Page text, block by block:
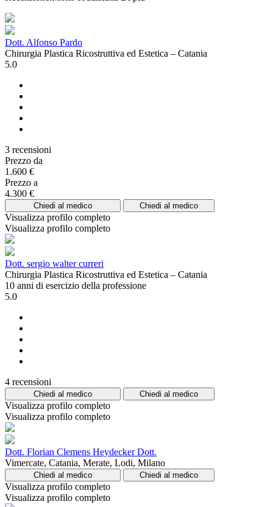
Dott. Alfonso Pardo
Chirurgia Plastica Ricostruttiva ed Estetica – Catania
5.0
3 recensioni
Prezzo da
1.600 €
Prezzo a
4.300 €
Chiedi al medico Chiedi al medico
Visualizza profilo completo
Visualizza profilo completo
Dott. sergio walter curreri
Chirurgia Plastica Ricostruttiva ed Estetica – Catania
10 anni di esercizio della professione
5.0
4 recensioni
Chiedi al medico Chiedi al medico
Visualizza profilo completo
Visualizza profilo completo
Dott. Florian Clemens Heydecker Dott.
Vimercate, Catania, Merate, Lodi, Milano
Chiedi al medico Chiedi al medico
Visualizza profilo completo
Visualizza profilo completo